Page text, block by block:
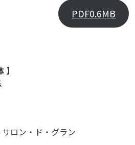
PDF0.6MB
ロン・ド・グラン